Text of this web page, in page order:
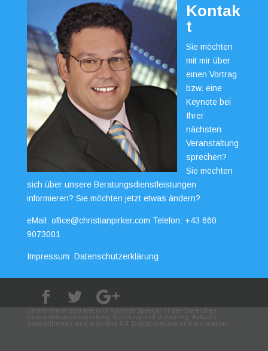
Kontak
t
Sie möchten
mit mir über
einen Vortrag
bzw. eine
Keynote bei
Ihrer
nächsten
Veranstaltung
sprechen?
Sie möchten
sich über unsere Beratungsdienstleistungen
informieren? Sie möchten jetzt etwas ändern?
eMail: office@christianpirker.com Telefon: +43 660
9073001
Impressum Datenschutzerklärung
Unternehmensberater und Keynote Speaker in den Bereichen
Unternehmensentwicklung, Führung und eLearning. Aktuelle
Spezialthemen sind Industrie 4.0, Digitalisierung und Innovation.